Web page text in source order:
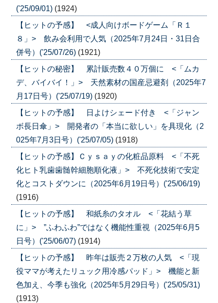
('25/09/01) (1924)
【ヒットの予感】 <成人向けボードゲーム「Ｒ１
８」> 飲み会利用で人気（2025年7月24日・31日合
併号）('25/07/26) (1921)
【ヒットの秘密】 累計販売数４０万個に <「ムカ
デ、バイバイ！」> 天然素材の国産忌避剤（2025年7
月17日号）('25/07/19) (1920)
【ヒットの予感】 日よけシェード付き <「ジャン
ボ長日傘」> 開発者の「本当に欲しい」を具現化（2
025年7月3日号）('25/07/05) (1918)
【ヒットの予感】Ｃｙｓａｙの化粧品原料 <「不死
化ヒト乳歯歯髄幹細胞順化液」> 不死化技術で安定
化とコストダウンに（2025年6月19日号）('25/06/19)
(1916)
【ヒットの予感】 和紙糸のタオル <「花結う草
に」> ”ふわふわ”ではなく機能性重視（2025年6月5
日号）('25/06/07) (1914)
【ヒットの予感】 昨年は販売２万枚の人気 <「現
役ママが考えたリュック用冷感パッド」> 機能と新
色加え、今季も強化（2025年5月29日号）('25/05/31)
(1913)